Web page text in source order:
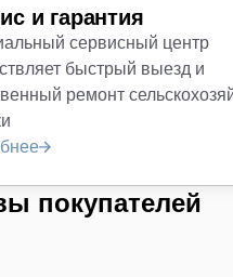
и гарантия
сервисный центр
быстрый выезд и
ремонт
покупателей